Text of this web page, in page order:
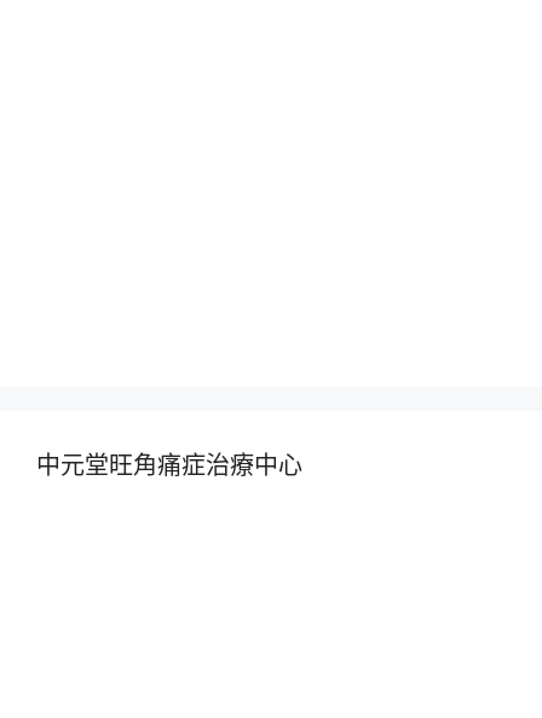
中元堂旺角痛症治療中心